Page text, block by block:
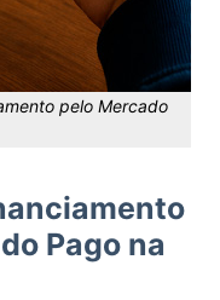
pelo Mercado
Pago na